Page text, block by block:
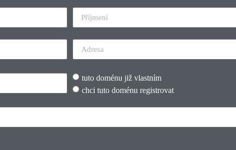
tuto doménu již vlastním
chci tuto doménu registrovat